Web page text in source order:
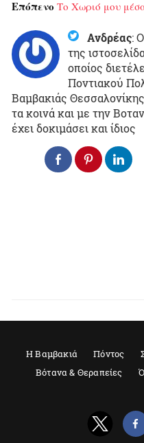
Επόπενο Το Χωριό μου
Ανδρέας:
της
οποίος
Ποντιακού
Βαμβακιάς
τα κοινά και με την
έχει δοκιμάσει και ίδιος
Η Βαμβακιά Πόντος
Βότανα & Θεραπείες